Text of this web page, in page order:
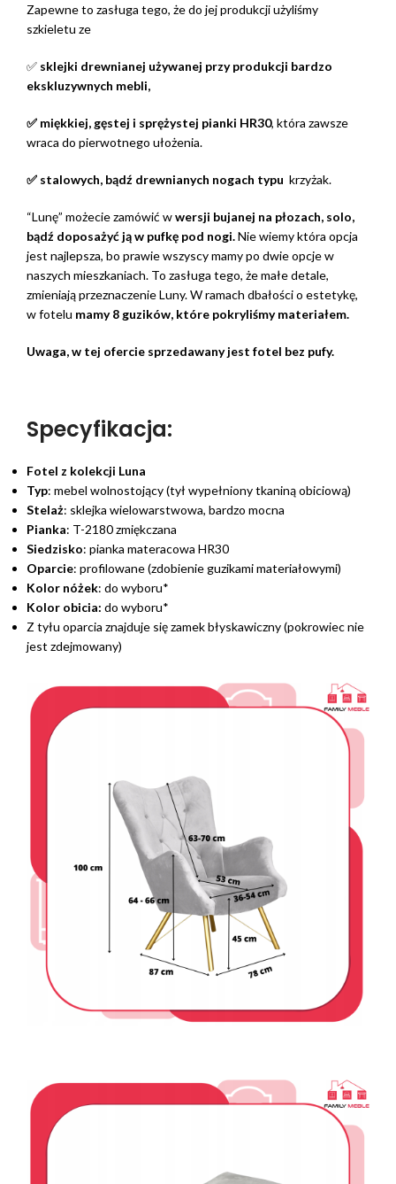
Zapewne to zasługa tego, że do jej produkcji użyliśmy
szkieletu ze
✅ sklejki drewnianej używanej przy produkcji bardzo
ekskluzywnych mebli,
✅ miękkiej, gęstej i sprężystej pianki HR30, która zawsze
wraca do pierwotnego ułożenia.
✅ stalowych, bądź drewnianych nogach typu krzyżak.
“Lunę” możecie zamówić wwersji bujanej na płozach, solo,
bądź doposażyć ją w pufkę pod nogi.Nie wiemy która opcja
jest najlepsza, bo prawie wszyscy mamy po dwie opcje w
naszych mieszkaniach. To zasługa tego, że małe detale,
zmieniają przeznaczenie Luny. W ramach dbałości o estetykę,
w fotelu mamy 8 guzików, które pokryliśmy materiałem.
Uwaga, w tej ofercie sprzedawany jest fotel bez pufy.
Specyfikacja:
Fotel z kolekcji Luna
Typ: mebel wolnostojący (tył wypełniony tkaniną obiciową)
Stelaż: sklejka wielowarstwowa, bardzo mocna
Pianka: T-2180 zmiękczana
Siedzisko: pianka materacowa HR30
Oparcie: profilowane (zdobienie guzikami materiałowymi)
Kolor nóżek: do wyboru*
Kolor obicia: do wyboru*
Z tyłu oparcia znajduje się zamek błyskawiczny (pokrowiec nie
jest zdejmowany)